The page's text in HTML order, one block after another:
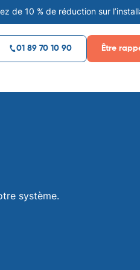
de réduction sur l’installation
01 89 70 10 90 Être
système.